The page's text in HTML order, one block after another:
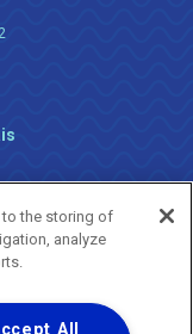
Reservados.
to the storing of
analyze
All